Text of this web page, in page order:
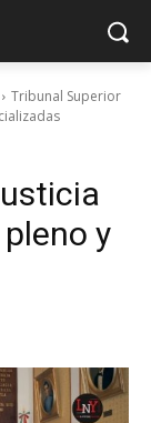
Tribunal Superior
y